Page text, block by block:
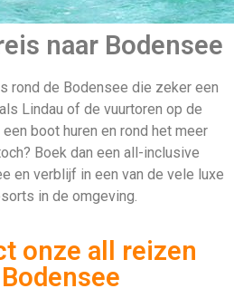
naar Bodensee
rond de Bodensee die zeker een
Lindau of de vuurtoren op de
boot huren en rond het meer
Boek dan een all-inclusive
en verblijf in een van de vele luxe
in de omgeving.
onze all reizen